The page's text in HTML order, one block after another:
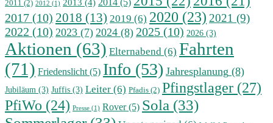
2011 (2) 2012 (1) 2013 (4)
2017 (10) 2018 (13) 2019 (6) 2020 (23) 2021 (9)
2022 (10) 2023 (7) 2024 (8) 2025 (10) 2026 (3)
Aktionen (63) Elternabend (6) Fahrten
(71) Friedenslicht(5) Info (53) Jahresplanung (8)
Jubiläum (3) Juffis (3) Leiter (6) Pfadis (2) Pfingstlager (27)
PfiWo (24) Presse (1) Rover(5) Sola (33)